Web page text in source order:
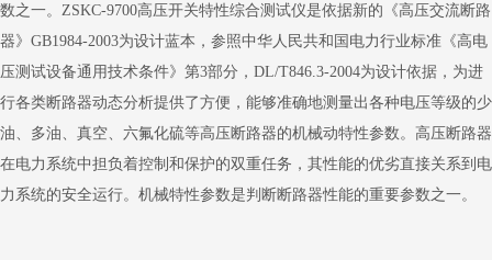
数之一。 ZSKC-9700高压开关特性综合测试仪是依据新的《高压交流断路
器》GB1984-2003为设计蓝本，参照中华人民共和国电力行业标准《高电
压测试设备通用技术条件》第3部分，DL/T846.3-2004为设计依据，为进
行各类断路器动态分析提供了方便，能够准确地测量出各种电压等级的少
油、多油、真空、六氟化硫等高压断路器的机械动特性参数。高压断路器
在电力系统中担负着控制和保护的双重任务，其性能的优劣直接关系到电
力系统的安全运行。机械特性参数是判断断路器性能的重要参数之一。